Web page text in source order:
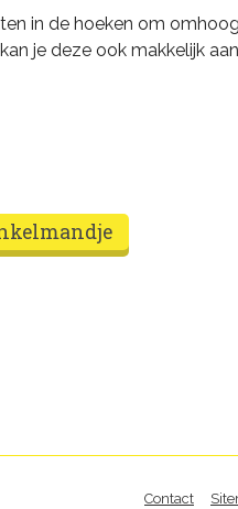
in de hoeken om
je deze ook makkelijk
Contact